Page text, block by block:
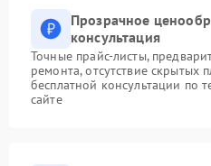
Прозрачное
консультация
Точные прайс-листы,
ремонта, отсутствие скрытых
бесплатной консультации по
сайте